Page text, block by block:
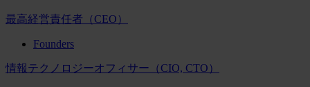
最高経営責任者（CEO）
Founders
情報テクノロジーオフィサー（CIO, CTO）